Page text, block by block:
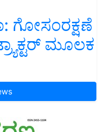
ಗೋಸಂರಕ್ಷಣೆ
ಮೂಲಕ